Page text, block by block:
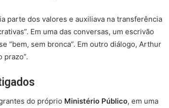
parte dos valores e auxiliava na transferência
Em uma das conversas, um escrivão
“bem, sem bronca”. Em outro diálogo, Arthur
prazo”.
do próprio Ministério Público, em uma